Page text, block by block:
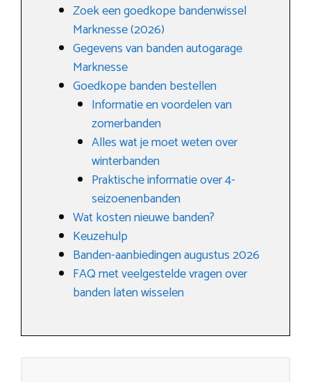
Zoek een goedkope bandenwissel
Marknesse (2026)
Gegevens van banden autogarage
Marknesse
Goedkope banden bestellen
Informatie en voordelen van
zomerbanden
Alles wat je moet weten over
winterbanden
Praktische informatie over 4-
seizoenenbanden
Wat kosten nieuwe banden?
Keuzehulp
Banden-aanbiedingen augustus 2026
FAQ met veelgestelde vragen over
banden laten wisselen